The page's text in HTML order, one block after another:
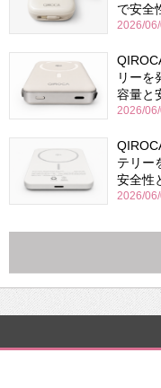
で安全
2026/
リー
容量と
2026/
テリー
安全性
2026/